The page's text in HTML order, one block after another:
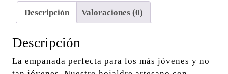
Descripción Valoraciones (0)
Descripción
La empanada perfecta para los más jóvenes y no